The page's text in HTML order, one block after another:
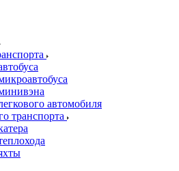
автомобиля
транспорта